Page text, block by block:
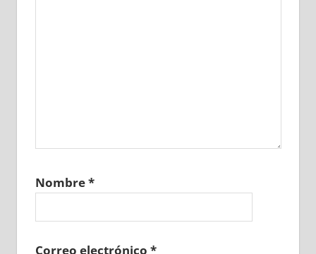
Nombre*
Correo electrónico *